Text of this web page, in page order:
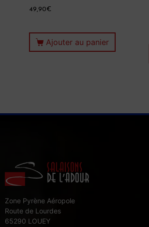
49,90€
Ajouter au panier
Zone Pyrène Aéropole
Route de Lourdes
65290 LOUEY